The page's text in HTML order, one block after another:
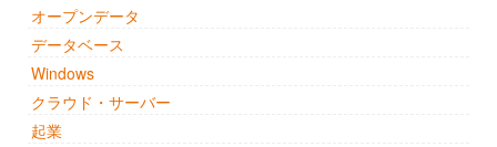
オープンデータ
データベース
Windows
クラウド・サーバー
起業